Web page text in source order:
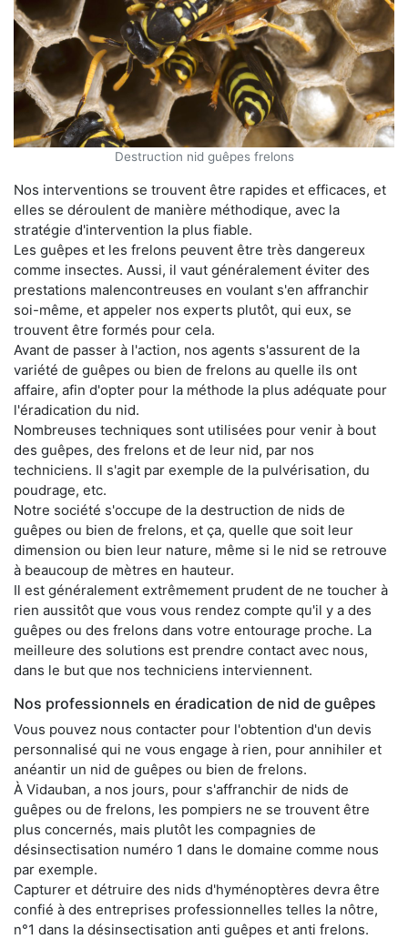
Destruction nid guêpes frelons
Nos interventions se trouvent être rapides et efficaces, et
elles se déroulent de manière méthodique, avec la
stratégie d'intervention la plus fiable.
Les guêpes et les frelons peuvent être très dangereux
comme insectes. Aussi, il vaut généralement éviter des
prestations malencontreuses en voulant s'en affranchir
soi-même, et appeler nos experts plutôt, qui eux, se
trouvent être formés pour cela.
Avant de passer à l'action, nos agents s'assurent de la
variété de guêpes ou bien de frelons au quelle ils ont
affaire, afin d'opter pour la méthode la plus adéquate pour
l'éradication du nid.
Nombreuses techniques sont utilisées pour venir à bout
des guêpes, des frelons et de leur nid, par nos
techniciens. Il s'agit par exemple de la pulvérisation, du
poudrage, etc.
Notre société s'occupe de la destruction de nids de
guêpes ou bien de frelons, et ça, quelle que soit leur
dimension ou bien leur nature, même si le nid se retrouve
à beaucoup de mètres en hauteur.
Il est généralement extrêmement prudent de ne toucher à
rien aussitôt que vous vous rendez compte qu'il y a des
guêpes ou des frelons dans votre entourage proche. La
meilleure des solutions est prendre contact avec nous,
dans le but que nos techniciens interviennent.
Nos professionnels en éradication de nid de guêpes
Vous pouvez nous contacter pour l'obtention d'un devis
personnalisé qui ne vous engage à rien, pour annihiler et
anéantir un nid de guêpes ou bien de frelons.
À Vidauban, a nos jours, pour s'affranchir de nids de
guêpes ou de frelons, les pompiers ne se trouvent être
plus concernés, mais plutôt les compagnies de
désinsectisation numéro 1 dans le domaine comme nous
par exemple.
Capturer et détruire des nids d'hyménoptères devra être
confié à des entreprises professionnelles telles la nôtre,
n°1 dans la désinsectisation anti guêpes et anti frelons.